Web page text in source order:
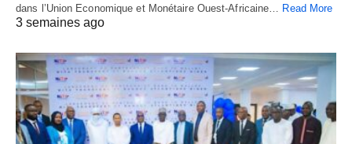
dans l’Union Economique et Monétaire Ouest-Africaine… Read More
3 semaines ago